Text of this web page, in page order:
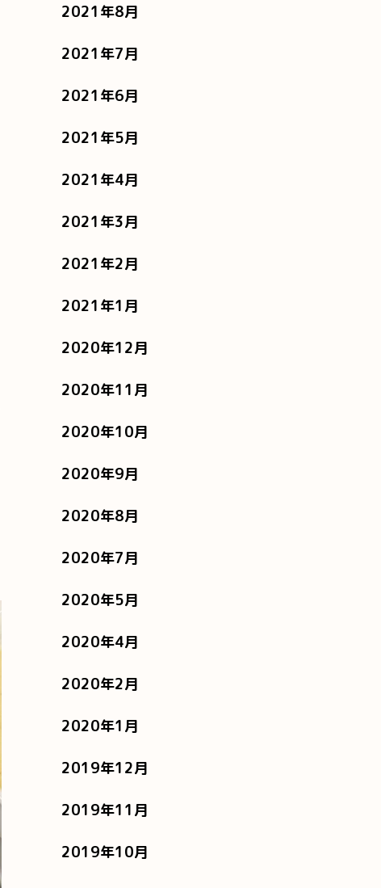
2021年8月
2021年7月
2021年6月
2021年5月
2021年4月
2021年3月
2021年2月
2021年1月
2020年12月
2020年11月
2020年10月
2020年9月
2020年8月
2020年7月
2020年5月
2020年4月
2020年2月
2020年1月
2019年12月
2019年11月
2019年10月